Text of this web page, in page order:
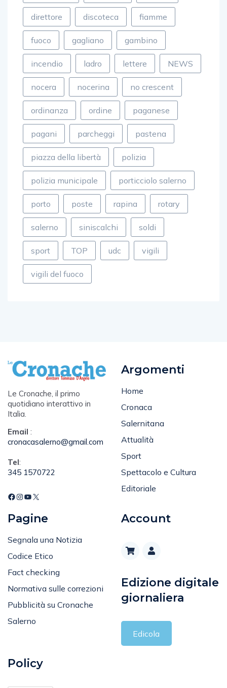
direttore discoteca fiamme
fuoco gagliano gambino
incendio ladro lettere NEWS
nocera nocerina no crescent
ordinanza ordine paganese
pagani parcheggi pastena
piazza della libertà polizia
polizia municipale porticciolo salerno
porto poste rapina rotary
salerno siniscalchi soldi
sport TOP udc vigili
vigili del fuoco
Le Cronache, il primo
quotidiano interattivo in
Italia.
cronacasalerno@gmail.com
345 1570722
Cronaca
Salernitana
Attualità
Sport
Spettacolo e Cultura
Editoriale
Codice Etico
Fact checking
Normativa sulle correzioni
Pubblicità su Cronache
Salerno
giornaliera
Edicola